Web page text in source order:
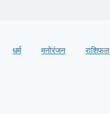
धर्म मनोरंजन राशिफल